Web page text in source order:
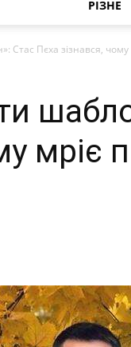
РІЗНЕ
Стас Пєха зізнався, чому
мріє